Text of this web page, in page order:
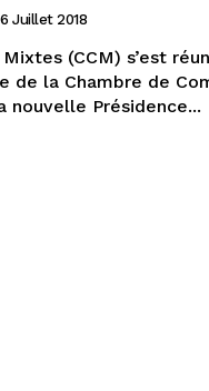
6 Juillet 2018
(CCM) s’est
de la Chambre de
nouvelle Présidence...